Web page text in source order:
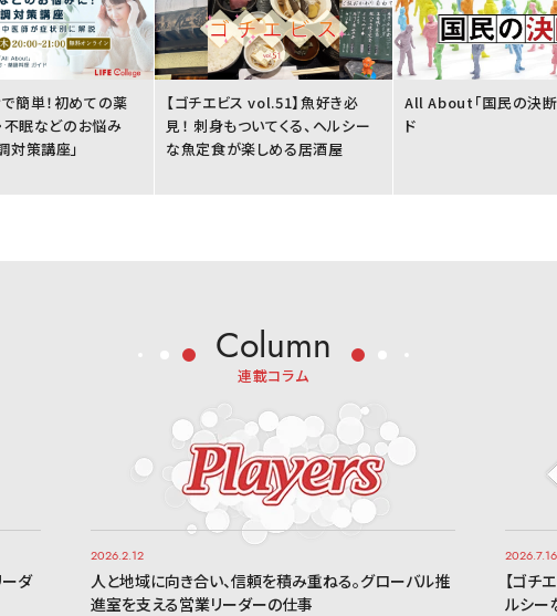
簡単！初めての薬
不眠などのお悩み
対策講座」
【ゴチエビス vol.51】魚好き必
見！ 刺身もついてくる、ヘルシー
な魚定食が楽しめる居酒屋
All About「国民の決断
ド
Column
連載コラム
ダ
2026.2.12
人と地域に向き合い、信頼を積み重ねる。グローバル推
進室を支える営業リーダーの仕事
2026.7.16
【ゴチ
ルシー